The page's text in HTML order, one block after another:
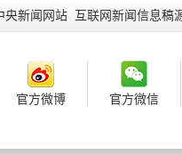
央新闻网站 互联网新闻信息稿
官方微博 官方微信